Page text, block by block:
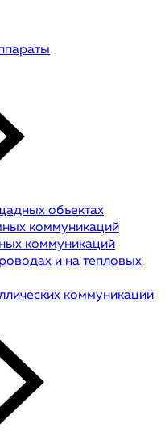
объектах
коммуникаций
коммуникаций
и на тепловых
коммуникаций